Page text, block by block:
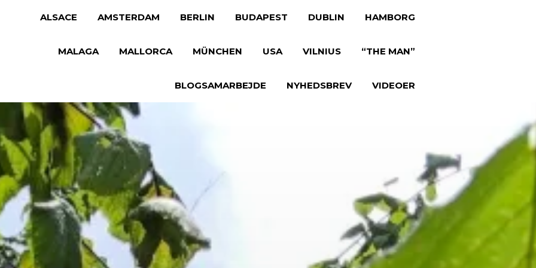
ALSACE AMSTERDAM BERLIN BUDAPEST DUBLIN HAMBORG
MALAGA MALLORCA MÜNCHEN USA VILNIUS “THE MAN”
BLOGSAMARBEJDE NYHEDSBREV VIDEOER